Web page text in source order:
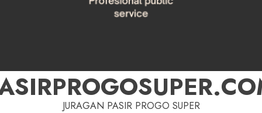
JURAGAN PASIR PROGO SUPER